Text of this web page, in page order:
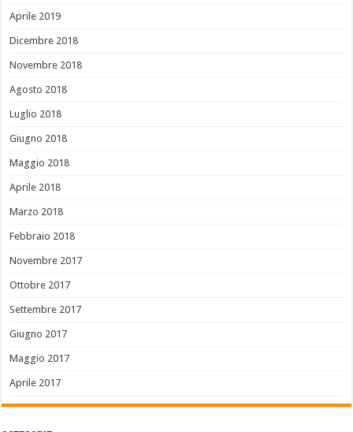
Aprile 2019
Dicembre 2018
Novembre 2018
Agosto 2018
Luglio 2018
Giugno 2018
Maggio 2018
Aprile 2018
Marzo 2018
Febbraio 2018
Novembre 2017
Ottobre 2017
Settembre 2017
Giugno 2017
Maggio 2017
Aprile 2017